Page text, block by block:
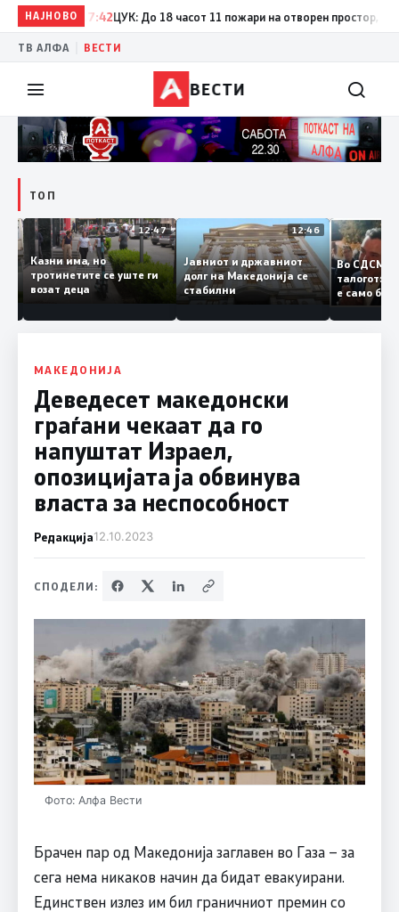
НАЈНОВО
17:42ЦУК: До 18 часот 11 пожари на отворен простор, од кои
ТВ АЛФА ВЕСТИ
ВЕСТИ
ТОП
12:50 12:47
Казни има, но
тротинетите се уште ги
возат деца
12:46
Јавниот и државниот
долг на Македонија се
стабилни
Во
е само
копија
Заев
МАКЕДОНИЈА
Деведесет македонски
граѓани чекаат да го
напуштат Израел,
опозицијата ја обвинува
власта за неспособност
Редакција12.10.2023
СПОДЕЛИ:
Фото: Алфа Вести
Брачен пар од Македонија заглавен во Газа – за
сега нема никаков начин да бидат евакуирани.
Единствен излез им бил граничниот премин со